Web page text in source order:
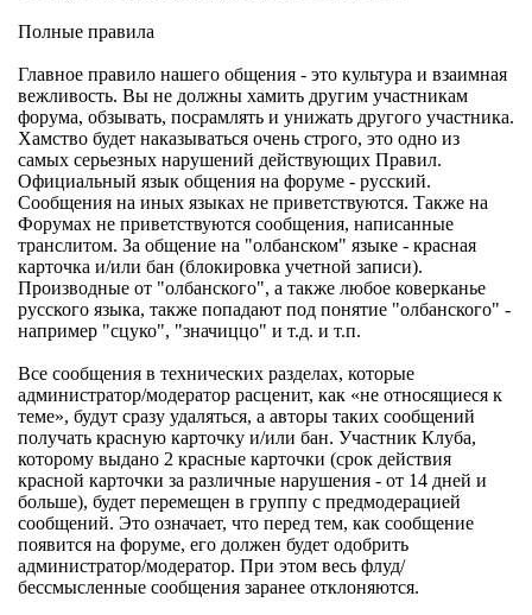
Полные правила
Главное правило нашего общения - это культура и взаимная
вежливость. Вы не должны хамить другим участникам
форума, обзывать, посрамлять и унижать другого участника.
Хамство будет наказываться очень строго, это одно из
самых серьезных нарушений действующих Правил.
Официальный язык общения на форуме - русский.
Сообщения на иных языках не приветствуются. Также на
Форумах не приветствуются сообщения, написанные
транслитом. За общение на "олбанском" языке - красная
карточка и/или бан (блокировка учетной записи).
Производные от "олбанского", а также любое коверканье
русского языка, также попадают под понятие "олбанского" -
например "сцуко", "значиццо" и т.д. и т.п.
Все сообщения в технических разделах, которые
администратор/модератор расценит, как «не относящиеся к
теме», будут сразу удаляться, а авторы таких сообщений
получать красную карточку и/или бан. Участник Клуба,
которому выдано 2 красные карточки (срок действия
красной карточки за различные нарушения - от 14 дней и
больше), будет перемещен в группу с предмодерацией
сообщений. Это означает, что перед тем, как сообщение
появится на форуме, его должен будет одобрить
администратор/модератор. При этом весь флуд/
бессмысленные сообщения заранее отклоняются.